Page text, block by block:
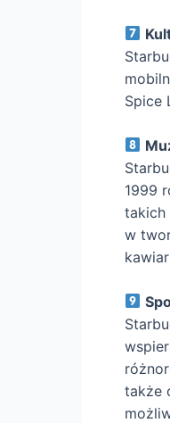
Spice
1999
takich
w
także